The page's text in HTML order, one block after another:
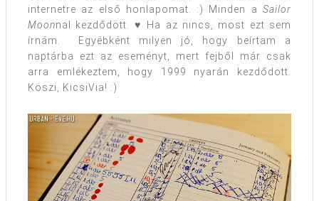
internetre az első honlapomat. :) Minden a Sailor
Moonnal kezdődött. ♥ Ha az nincs, most ezt sem
írnám. Egyébként milyen jó, hogy beírtam a
naptárba ezt az eseményt, mert fejből már csak
arra emlékeztem, hogy 1999 nyarán kezdődött.
Köszi, KicsiVia! :)